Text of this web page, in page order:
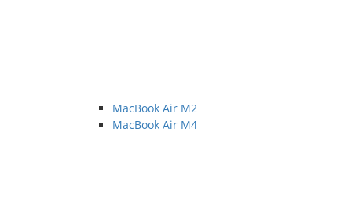
MacBook Air M2
MacBook Air M4